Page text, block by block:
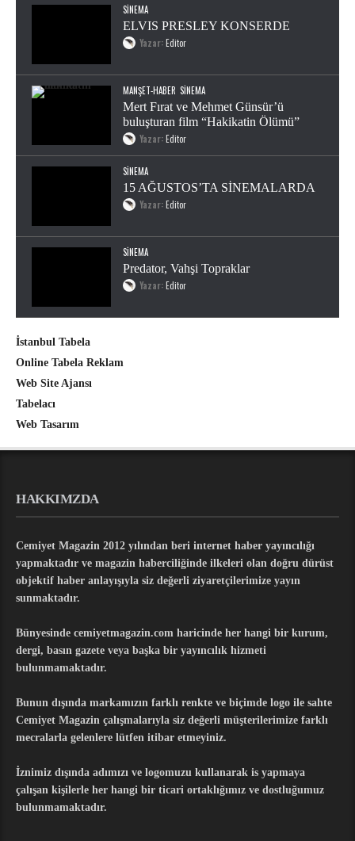
SINEMA
ELVIS PRESLEY KONSERDE
Yazar:Editor
MANŞET-HABER SINEMA
Mert Fırat ve Mehmet Günsür’ü
buluşturan film “Hakikatin Ölümü”
Yazar:Editor
SINEMA
15 AĞUSTOS’TA SİNEMALARDA
Yazar:Editor
SINEMA
Predator, Vahşi Topraklar
Yazar:Editor
İstanbul Tabela
Online Tabela Reklam
Web Site Ajansı
Tabelacı
Web Tasarım
HAKKIMZDA
Cemiyet Magazin 2012 yılından beri internet haber yayıncılığı
yapmaktadır ve magazin haberciliğinde ilkeleri olan doğru dürüst
objektif haber anlayışıyla siz değerli ziyaretçilerimize yayın
sunmaktadır.
Bünyesinde cemiyetmagazin.com haricinde her hangi bir kurum,
dergi, basın gazete veya başka bir yayıncılık hizmeti
bulunmamaktadır.
Bunun dışında markamızın farklı renkte ve biçimde logo ile sahte
Cemiyet Magazin çalışmalarıyla siz değerli müşterilerimize farklı
mecralarla gelenlere lütfen itibar etmeyiniz.
İznimiz dışında adımızı ve logomuzu kullanarak is yapmaya
çalışan kişilerle her hangi bir ticari ortaklığımız ve dostluğumuz
bulunmamaktadır.